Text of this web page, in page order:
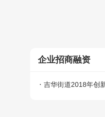
企业招商融资
吉华街道2018年创